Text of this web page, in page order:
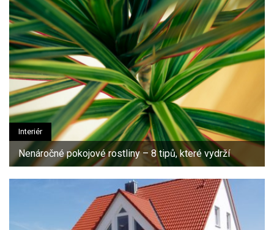
Interiér
Nenáročné pokojové rostliny – 8 tipů, které vydrží